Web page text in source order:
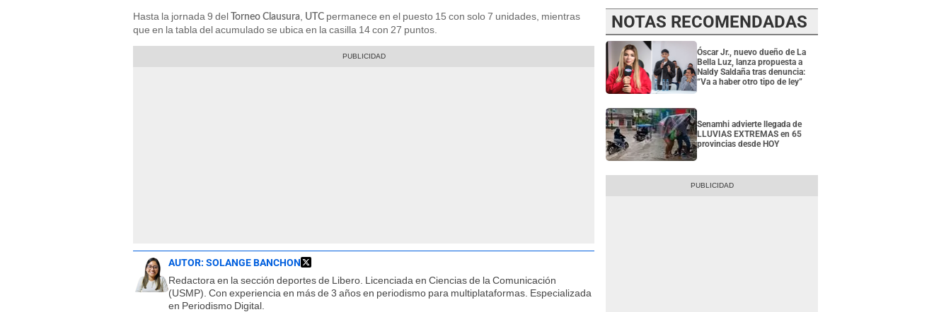
Hasta la jornada 9 del Torneo Clausura UTC permanece en el puesto 15 con solo 7 unidades, mientras
que en la tabla del acumulado se ubica en la casilla 14 con 27 puntos.
AUTOR: SOLANGE BANCHON
Redactora en la sección deportes de Libero. Licenciada en Ciencias de la Comunicación
(USMP). Con experiencia en más de 3 años en periodismo para multiplataformas. Especializada
en Periodismo Digital.
NOTAS RECOMENDADAS
Óscar Jr., nuevo dueño de La
Bella Luz, lanza propuesta a
Naldy Saldaña tras denuncia:
“Va a haber otro tipo de ley”
Senamhi advierte llegada de
LLUVIAS EXTREMAS en 65
provincias desde HOY